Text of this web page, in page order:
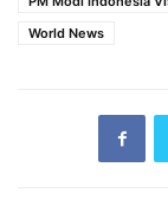
World News